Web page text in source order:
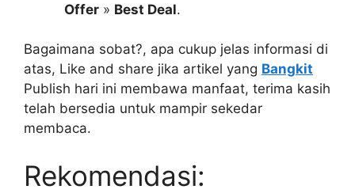
Offer » Best Deal.
Bagaimana sobat?, apa cukup jelas informasi di
atas, Like and share jika artikel yang Bangkit
Publish hari ini membawa manfaat, terima kasih
telah bersedia untuk mampir sekedar
membaca.
Rekomendasi: